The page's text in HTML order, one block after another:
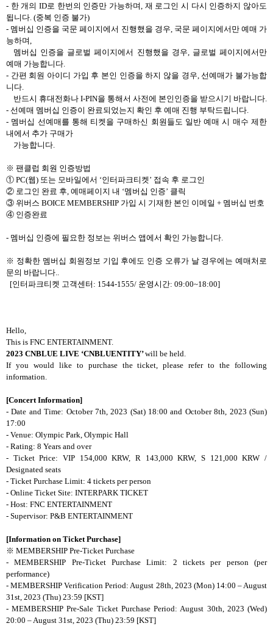
- 한 개의ID로 한번의 인증만 가능하며, 재 로그인 시 다시 인증하지 않아도
됩니다. (중복 인증 불가)
- 멤버십 인증을 국문 페이지에서 진행했을 경우, 국문 페이지에서만 예매 가
능하며,
멤버십 인증을 글로벌 페이지에서 진행했을 경우, 글로벌 페이지에서만
예매 가능합니다.
- 간편 회원 아이디 가입 후 본인 인증을 하지 않을 경우,선예매가 불가능합
니다.
반드시 휴대전화나 I-PIN을 통해서 사전에 본인인증을 받으시기 바랍니다.
- 선예매 멤버십 인증이 완료되었는지 확인 후 예매 진행 부탁드립니다.
- 멤버십 선예매를 통해 티켓을 구매하신 회원들도 일반 예매 시 매수 제한
내에서 추가 구매가
가능합니다.
※ 팬클럽 회원 인증방법
① PC(웹) 또는 모바일에서 ‘인터파크티켓 ’ 접속 후 로그인
② 로그인 완료 후, 예매페이지 내 ‘멤버십 인증’ 클릭
③ 위버스 BOICE MEMBERSHIP 가입 시 기재한 본인 이메일 + 멤버십 번호
④ 인증완료
- 멤버십 인증에 필요한 정보는 위버스 앱에서 확인 가능합니다.
※ 정확한 멤버십 회원정보 기입 후에도 인증 오류가 날 경우에는 예매처로
문의 바랍니다..
[인터파크티켓 고객센터 : 1544-1555/ 운영시간: 09:00~18:00]
Hello,
This is FNC ENTERTAINMENT.
2023 CNBLUE LIVE ‘CNBLUENTITY’will be held.
If you would like to purchase the ticket, please refer to the following
information.
[Concert Information]
- Date and Time: October 7th, 2023 (Sat) 18:00 and October 8th, 2023 (Sun)
17:00
- Venue: Olympic Park, Olympic Hall
- Rating: 8 Years and over
- Ticket Price: VIP 154,000 KRW, R 143,000 KRW, S 121,000 KRW /
Designated seats
- Ticket Purchase Limit: 4 tickets per person
- Online Ticket Site: INTERPARK TICKET
- Host: FNC ENTERTAINMENT
- Supervisor: P&B ENTERTAINMENT
[Information on Ticket Purchase]
※ MEMBERSHIP Pre-Ticket Purchase
-MEMBERSHIP Pre-Ticket Purchase Limit: 2 tickets per person (per
performance)
-MEMBERSHIP Verification Period: August 28th, 2023 (Mon) 14:00 – August
31st, 2023 (Thu) 23:59 [KST]
-MEMBERSHIP Pre-Sale Ticket Purchase Period: August 30th, 2023 (Wed)
20:00 – August 31st, 2023 (Thu) 23:59 [KST]